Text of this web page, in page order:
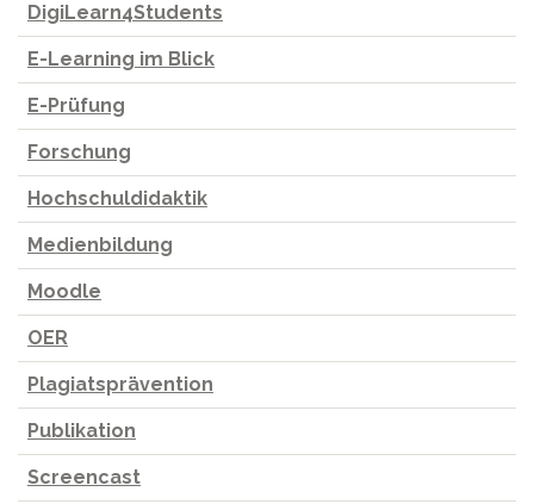
DigiLearn4Students
E-Learning im Blick
E-Prüfung
Forschung
Hochschuldidaktik
Medienbildung
Moodle
OER
Plagiatsprävention
Publikation
Screencast